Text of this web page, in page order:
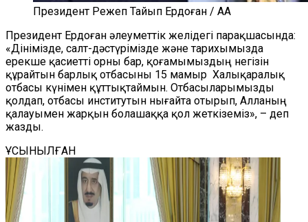
Президент Режеп Тайып Ердоған / AA
Президент Ердоған әлеуметтік желідегі парақшасында:
«Дінімізде, салт-дәстүрімізде және тарихымызда
ерекше қасиетті орны бар, қоғамымыздың негізін
құрайтын барлық отбасыны 15 мамыр Халықаралық
отбасы күнімен құттықтаймын. Отбасыларымызды
қолдап, отбасы институтын нығайта отырып, Алланың
қалауымен жарқын болашаққа қол жеткіземіз», – деп
жазды.
ҰСЫНЫЛҒАН